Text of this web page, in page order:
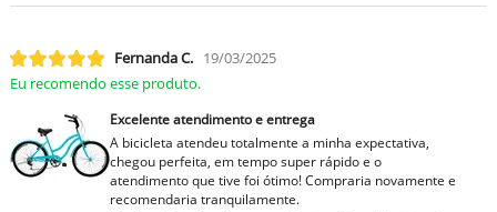
Fernanda C. 19/03/2025
Eu recomendo esse produto.
Excelente atendimento e entrega
A bicicleta atendeu totalmente a minha expectativa,
chegou perfeita, em tempo super rápido e o
atendimento que tive foi ótimo! Compraria novamente e
recomendaria tranquilamente.